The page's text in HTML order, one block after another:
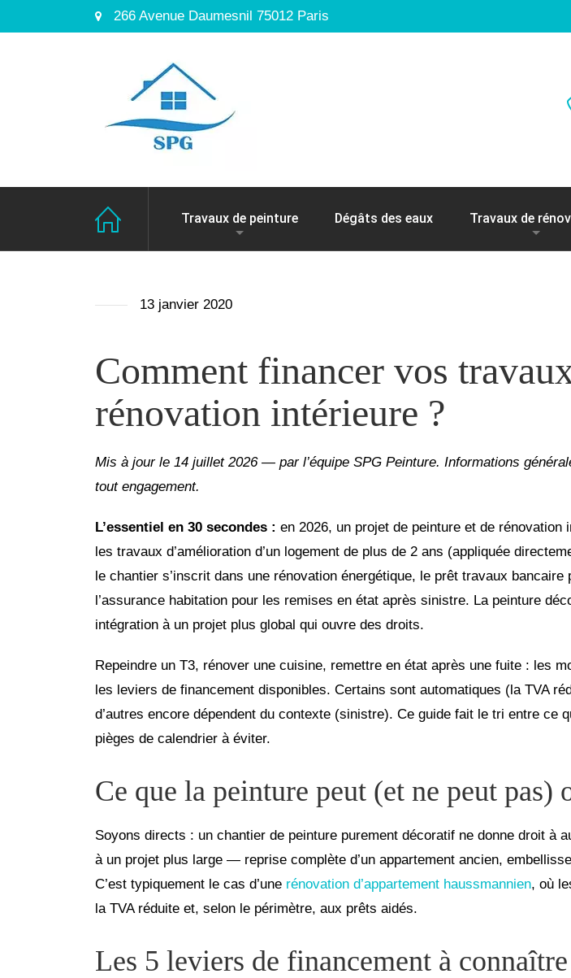
266 Avenue Daumesnil 75012 Paris
Travaux de peinture Dégâts des eaux Travaux de
13 janvier 2020
Comment financer vos
rénovation intérieure ?
Mis à jour le 14 juillet 2026 — par l’équipe SPG Peinture. Informations
tout engagement.
L’essentiel en 30 secondes : en 2026, un projet de peinture et de
les travaux d’amélioration d’un logement de plus de 2 ans (appliquée
le chantier s’inscrit dans une rénovation énergétique, le prêt travaux
l’assurance habitation pour les remises en état après sinistre. La peinture
intégration à un projet plus global qui ouvre des droits.
Repeindre un T3, rénover une cuisine, remettre en état après une fuite : les
les leviers de financement disponibles. Certains sont automatiques (la TVA
d’autres encore dépendent du contexte (sinistre). Ce guide fait le tri entre
pièges de calendrier à éviter.
Ce que la peinture peut (et ne peut pas)
Soyons directs : un chantier de peinture purement décoratif ne donne droit à
à un projet plus large — reprise complète d’un appartement ancien,
C’est typiquement le cas d’une rénovation d’appartement haussmannien, où
la TVA réduite et, selon le périmètre, aux prêts aidés.
Les 5 leviers de financement à